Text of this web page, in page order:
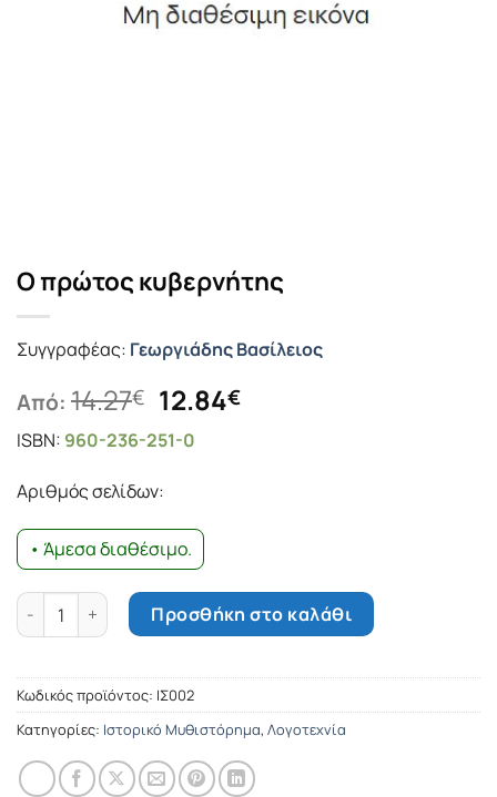
Ο πρώτος κυβερνήτης
Συγγραφέας: Γεωργιάδης Βασίλειος
Από: 14.27€ Original
price
was:
14.27€.
12.84€Η
ISBN: 960-236-251-0
Αριθμός σελίδων:
• Άμεσα διαθέσιμο.
Ο πρώτος κυβερνήτης ποσότητα
Προσθήκη στο καλάθι
Κωδικός προϊόντος: ΙΣ002
Κατηγορίες: Ιστορικό Μυθιστόρημα, Λογοτεχνία